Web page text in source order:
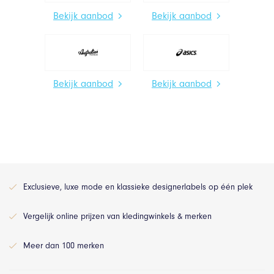
Bekijk aanbod Bekijk aanbod
Bekijk aanbod Bekijk aanbod
Exclusieve, luxe mode en klassieke designerlabels op één plek
Vergelijk online prijzen van kledingwinkels & merken
Meer dan 100 merken